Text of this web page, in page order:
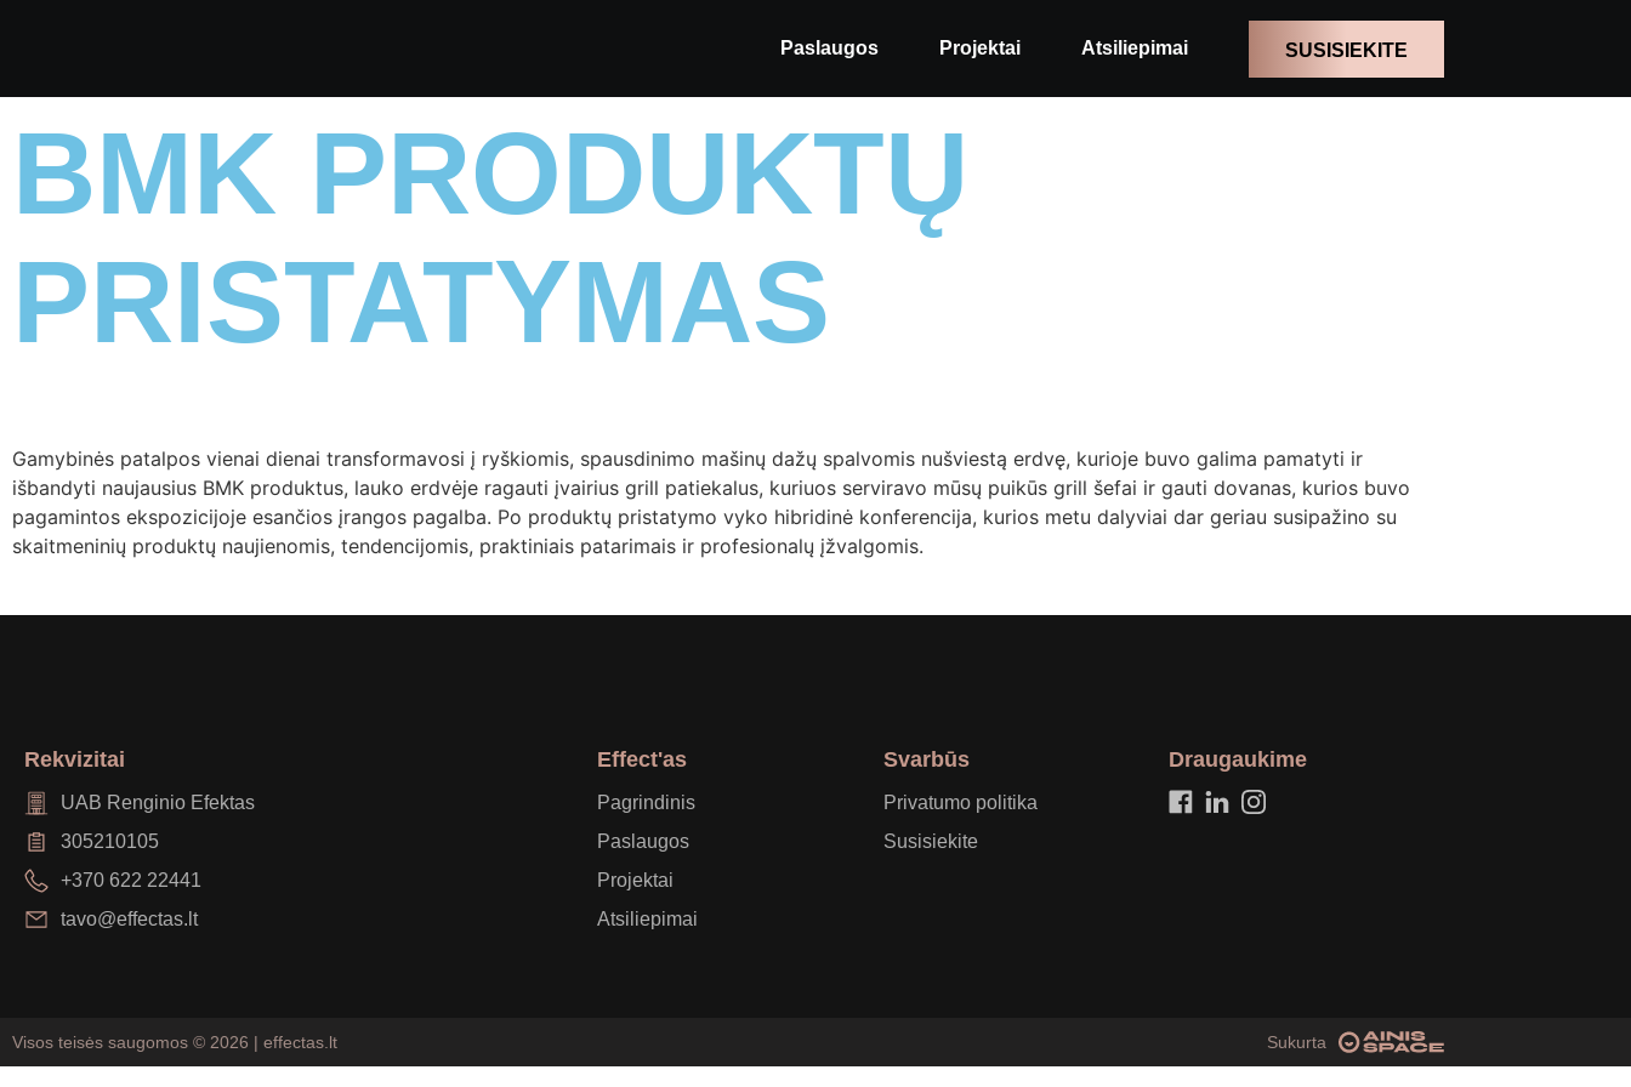
Paslaugos Projektai Atsiliepimai SUSISIEKITE
BMK PRODUKTŲ
PRISTATYMAS
Gamybinės patalpos vienai dienai transformavosi į ryškiomis, spausdinimo mašinų dažų spalvomis nušviestą erdvę, kurioje buvo galima pamatyti ir
išbandyti naujausius BMK produktus, lauko erdvėje ragauti įvairius grill patiekalus, kuriuos serviravo mūsų puikūs grill šefai ir gauti dovanas, kurios buvo
pagamintos ekspozicijoje esančios įrangos pagalba. Po produktų pristatymo vyko hibridinė konferencija, kurios metu dalyviai dar geriau susipažino su
skaitmeninių produktų naujienomis, tendencijomis, praktiniais patarimais ir profesionalų įžvalgomis.
Rekvizitai
UAB Renginio Efektas
305210105
+370 622 22441
tavo@effectas.lt
Effect'as
Pagrindinis
Paslaugos
Projektai
Atsiliepimai
Svarbūs
Privatumo politika
Susisiekite
Draugaukime
Visos teisės saugomos © 2026 | effectas.lt Sukurta